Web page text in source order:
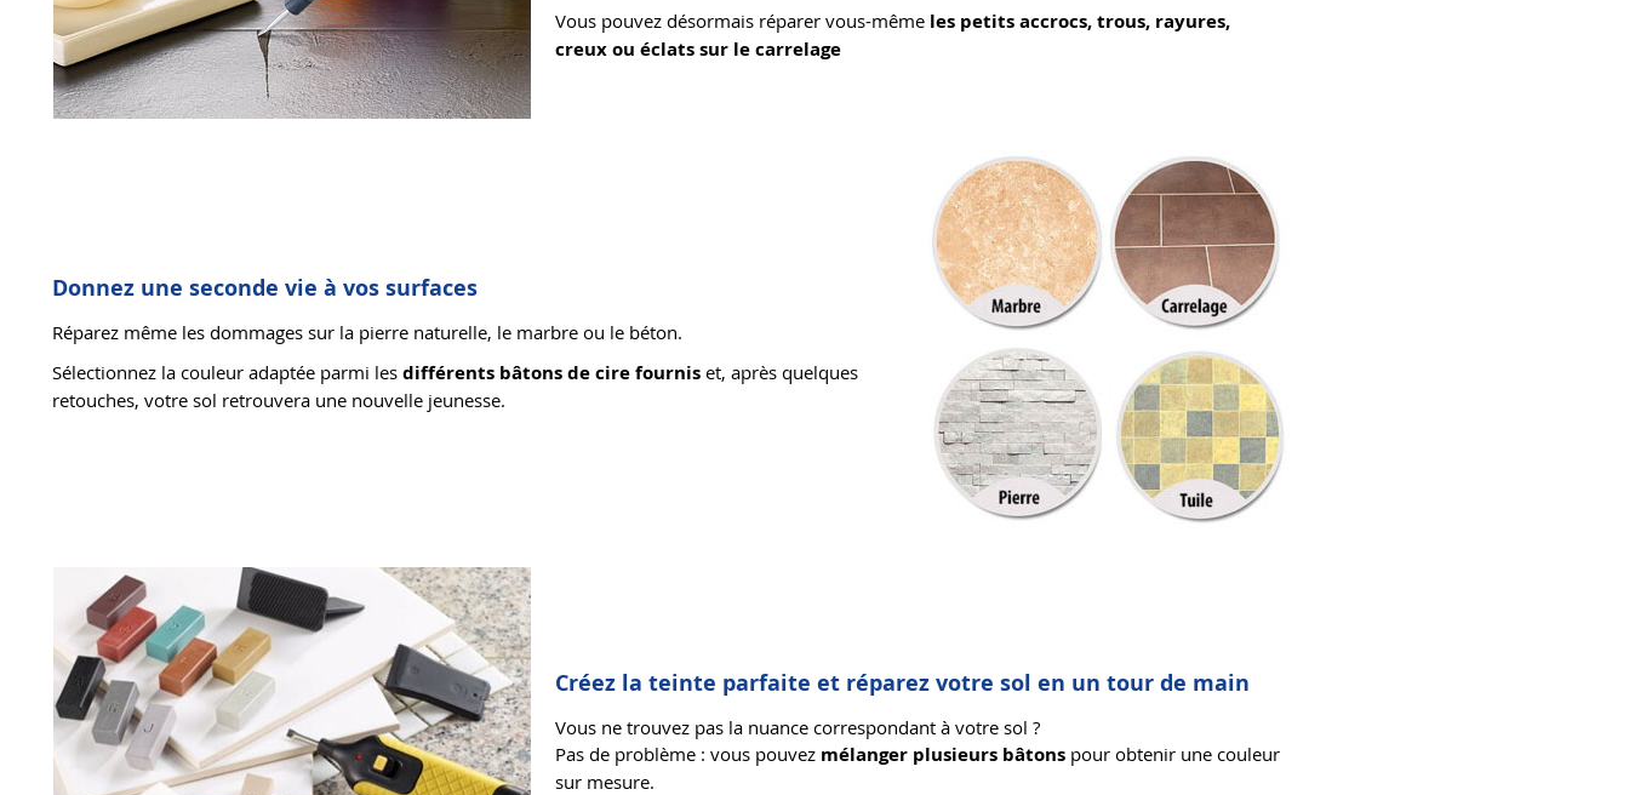
Vous pouvez désormais réparer vous-même les petits accrocs, trous, rayures,
creux ou éclats sur le carrelage
Donnez une seconde vie à vos surfaces
Réparez même les dommages sur la pierre naturelle, le marbre ou le béton.
Sélectionnez la couleur adaptée parmi lesdifférents bâtons de cire fournis et, après quelques
retouches, votre sol retrouvera une nouvelle jeunesse.
Créez la teinte parfaite et réparez votre sol en un tour de main
Vous ne trouvez pas la nuance correspondant à votre sol ?
Pas de problème : vous pouvez mélanger plusieurs bâtons pour obtenir une couleur
sur mesure.